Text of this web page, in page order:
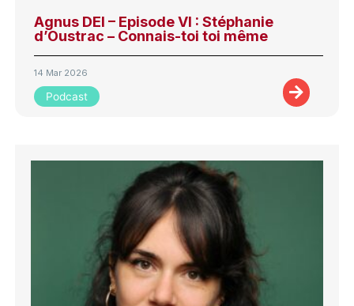
Agnus DEI – Episode VI : Stéphanie
d’Oustrac – Connais-toi toi même
14 Mar 2026
Podcast